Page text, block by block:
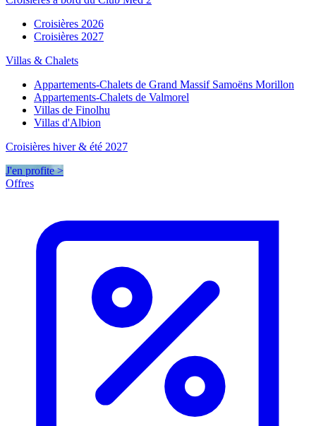
Croisières 2026
Croisières 2027
Villas & Chalets
Appartements-Chalets de Grand Massif Samoëns Morillon
Appartements-Chalets de Valmorel
Villas de Finolhu
Villas d'Albion
Croisières hiver & été 2027
J'en profite >
Offres